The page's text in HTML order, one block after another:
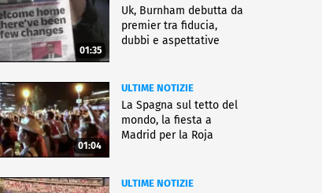
01:35
Uk, Burnham debutta da
premier tra fiducia,
dubbi e aspettative
01:04
ULTIME NOTIZIE
La Spagna sul tetto del
mondo, la fiesta a
Madrid per la Roja
ULTIME NOTIZIE